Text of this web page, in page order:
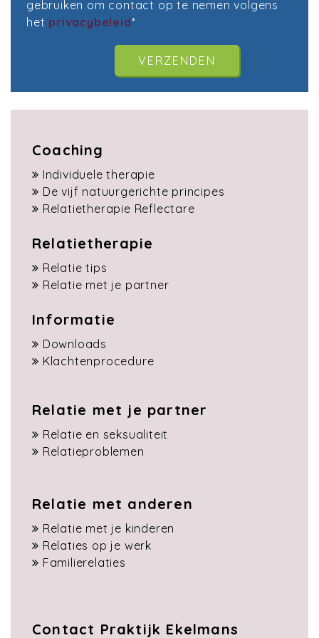
gebruiken om contact op te nemen volgens
het privacybeleid*
Coaching
Individuele therapie
De vijf natuurgerichte principes
Relatietherapie Reflectare
Relatietherapie
Relatie tips
Relatie met je partner
Informatie
Downloads
Klachtenprocedure
Relatie met je partner
Relatie en seksualiteit
Relatieproblemen
Relatie met anderen
Relatie met je kinderen
Relaties op je werk
Familierelaties
Contact Praktijk Ekelmans